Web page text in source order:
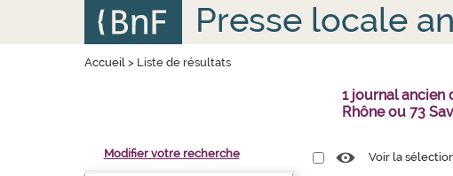
Presse locale
Accueil> Liste de résultats
1 journal ancien
Rhône ou 73
Modifier votre recherche Voir la
Panneau de gestion des cookies